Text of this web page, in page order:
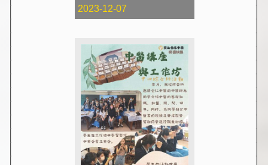
2023-12-07